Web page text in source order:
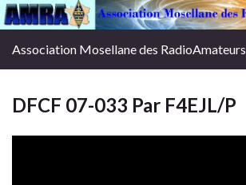
Association Mosellane des RadioAmateurs
DFCF 07-033 Par F4EJL/P